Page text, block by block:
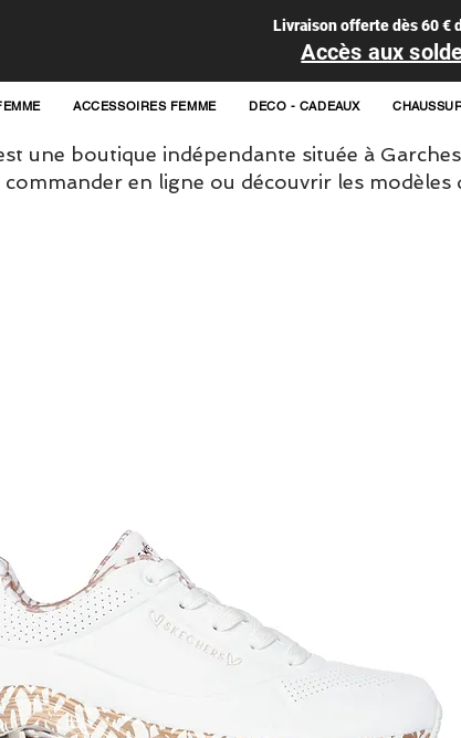
Livraison offerte dès 60 €
Accès aux
ACCESSOIRES FEMME DECO - CADEAUX
une boutique indépendante située à
commander en ligne ou découvrir les